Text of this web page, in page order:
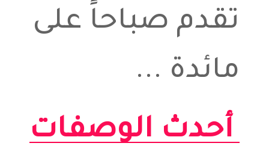
تقدم صباحاً على
مائدة ...
أحدث الوصفات